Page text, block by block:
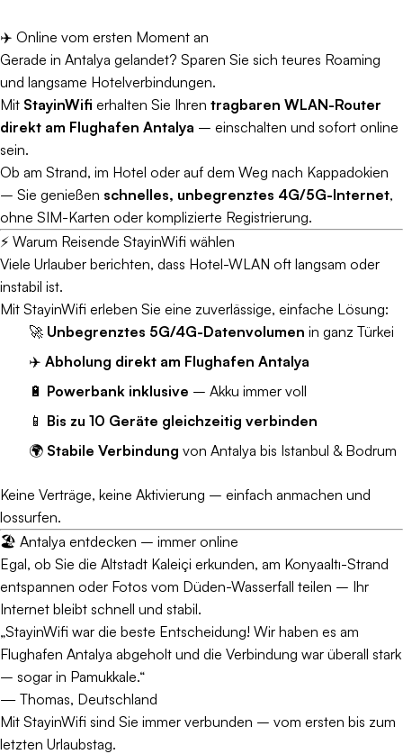
✈️ Online vom ersten Moment an
Gerade in Antalya gelandet? Sparen Sie sich teures Roaming
und langsame Hotelverbindungen.
Mit StayinWifi erhalten Sie Ihren tragbaren WLAN-Router
direkt am Flughafen Antalya – einschalten und sofort online
sein.
Ob am Strand, im Hotel oder auf dem Weg nach Kappadokien
– Sie genießen schnelles, unbegrenztes 4G/5G-Internet,
ohne SIM-Karten oder komplizierte Registrierung.
⚡ Warum Reisende StayinWifi wählen
Viele Urlauber berichten, dass Hotel-WLAN oft langsam oder
instabil ist.
Mit StayinWifi erleben Sie eine zuverlässige, einfache Lösung:
🚀 Unbegrenztes 5G/4G-Datenvolumen in ganz Türkei
✈️ Abholung direkt am Flughafen Antalya
🔋 Powerbank inklusive – Akku immer voll
📱 Bis zu 10 Geräte gleichzeitig verbinden
🌍 Stabile Verbindung von Antalya bis Istanbul & Bodrum
Keine Verträge, keine Aktivierung – einfach anmachen und
lossurfen.
🏖️ Antalya entdecken – immer online
Egal, ob Sie die Altstadt Kaleiçi erkunden, am Konyaaltı-Strand
entspannen oder Fotos vom Düden-Wasserfall teilen – Ihr
Internet bleibt schnell und stabil.
„StayinWifi war die beste Entscheidung! Wir haben es am
Flughafen Antalya abgeholt und die Verbindung war überall stark
– sogar in Pamukkale.“
— Thomas, Deutschland
Mit StayinWifi sind Sie immer verbunden – vom ersten bis zum
letzten Urlaubstag.